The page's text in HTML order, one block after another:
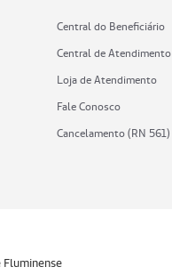
Central do Beneficiário
Central de Atendimento
Loja de Atendimento
Fale Conosco
Cancelamento (RN 561)